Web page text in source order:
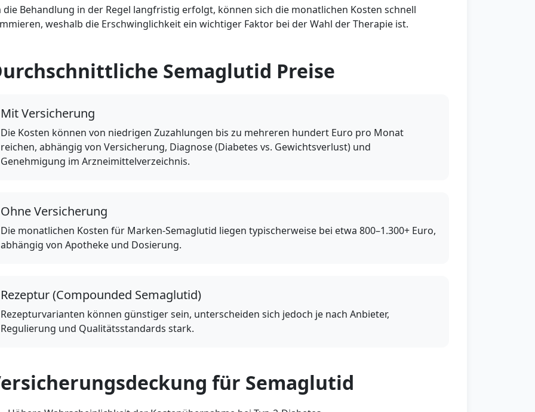
die Behandlung in der Regel langfristig erfolgt, können sich die monatlichen Kosten schnell
weshalb die Erschwinglichkeit ein wichtiger Faktor bei der Wahl der Therapie ist.
Semaglutid Preise
Mit Versicherung
Die Kosten können von niedrigen Zuzahlungen bis zu mehreren hundert Euro pro Monat
reichen, abhängig von Versicherung, Diagnose (Diabetes vs. Gewichtsverlust) und
Genehmigung im Arzneimittelverzeichnis.
Ohne Versicherung
Die monatlichen Kosten für Marken-Semaglutid liegen typischerweise bei etwa 800–1.300+ Euro,
abhängig von Apotheke und Dosierung.
Rezeptur (Compounded Semaglutid)
Rezepturvarianten können günstiger sein, unterscheiden sich jedoch je nach Anbieter,
Regulierung und Qualitätsstandards stark.
für Semaglutid